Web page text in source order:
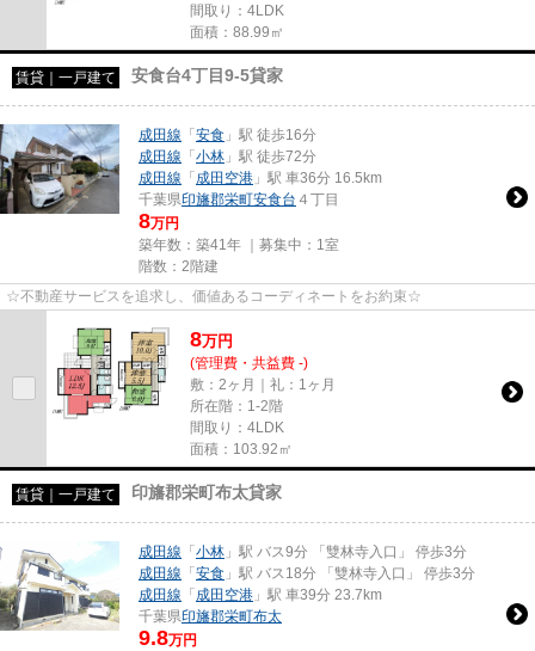
間取り：4LDK
面積：88.99㎡
賃貸｜一戸建て 安食台4丁目9-5貸家
成田線 「安食 」駅 徒歩16分
成田線 「小林 」駅 徒歩72分
成田線 「成田空港 」駅 車36分 16.5km
千葉県印旛郡栄町安食台 ４丁目
8万円
築年数：築41年 ｜募集中： 1室
階数：2階建
☆不動産サービスを追求し、価値あるコーディネートをお約束☆
8万円
(管理費・共益費 -)
敷：2ヶ月｜礼：1ヶ月
所在階：1-2階
間取り：4LDK
面積：103.92㎡
賃貸｜一戸建て 印旛郡栄町布太貸家
成田線 「小林 」駅 バス9分 「雙林寺入口」 停歩3分
成田線 「安食 」駅 バス18分 「雙林寺入口」 停歩3分
成田線 「成田空港 」駅 車39分 23.7km
千葉県印旛郡栄町布太
9.8万円